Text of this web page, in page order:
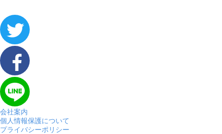
会社案内
個人情報保護について
プライバシーポリシー